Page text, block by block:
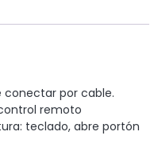
conectar por cable.
remoto
teclado, abre portón